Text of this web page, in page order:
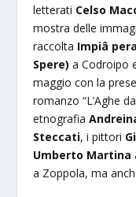
letterati Celso
mostra delle
raccolta Impiâ
Spere) a Codroipo
maggio con la
romanzo “L’Aghe
etnografia
Steccati, i pittori
Umberto Martina
a Zoppola, ma